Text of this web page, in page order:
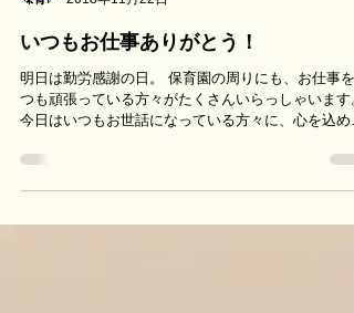
2018年11月22日
いつもお仕事ありがとう！
明日は勤労感謝の日。 保育園の周りにも、お仕事を
今日はいつもお世話になっている方々に、心を込め